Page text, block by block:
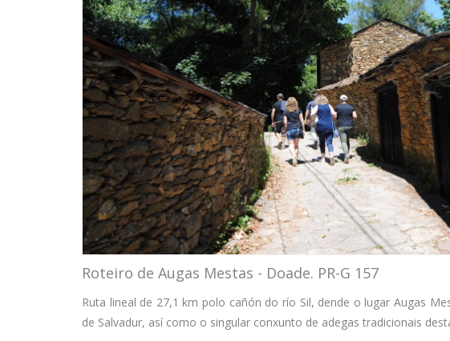
Roteiro de Augas Mestas - Doade. PR-G 157
Ruta lineal de 27,1 km polo cañón do río Sil, dende o lugar Augas
de Salvadur, así como o singular conxunto de adegas tradicionais